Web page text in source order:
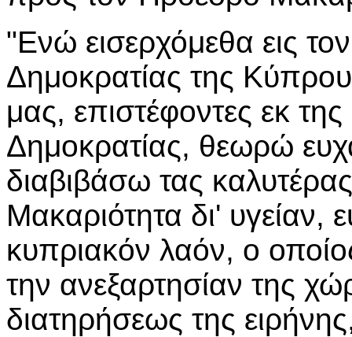
"Ενώ εισερχόμεθα εις
Δημοκρατίας της
μας, επιστέφοντες εκ
Δημοκρατίας, θεωρώ
διαβιβάσω τας
Μακαριότητα δι' υγείαν,
κυπριακόν λαόν, ο
την ανεξαρτησίαν της
διατηρήσεως της